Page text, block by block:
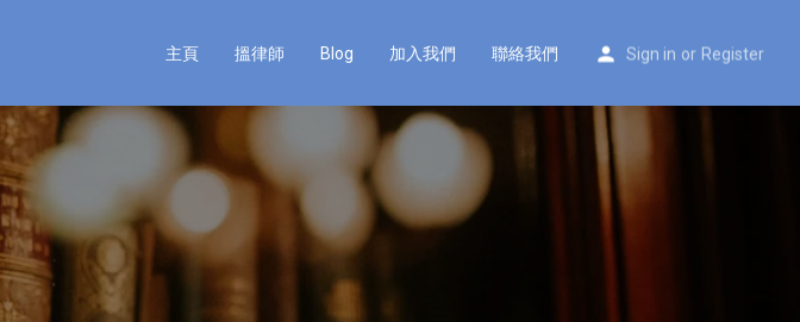
主頁 搵律師 Blog 加入我們 聯絡我們 Sign in or Register